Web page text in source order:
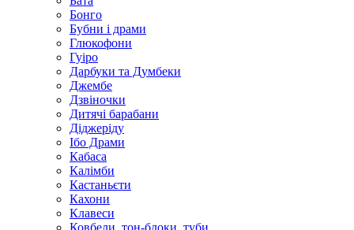
Бонго
Бубни і драми
Глюкофони
Гуіро
Дарбуки та Думбеки
Джембе
Дзвіночки
Дитячі барабани
Діджеріду
Ібо Драми
Кабаса
Калімби
Кастаньєти
Кахони
Клавеси
Ковбели, тон-блоки, туби